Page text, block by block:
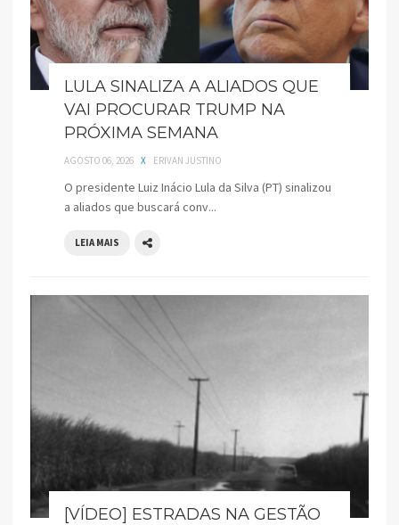
LULA SINALIZA A ALIADOS QUE
VAI PROCURAR TRUMP NA
PRÓXIMA SEMANA
AGOSTO 06, 2026 X ERIVAN JUSTINO
O presidente Luiz Inácio Lula da Silva (PT) sinalizou
a aliados que buscará conv...
LEIA MAIS
[VÍDEO] ESTRADAS NA GESTÃO